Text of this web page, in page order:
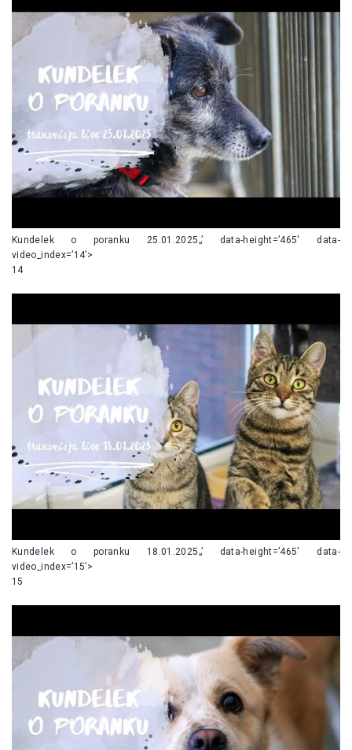
Kundelek o poranku 25.01.2025„’ data-height=’465′ data-
video_index=’14’>
14
Kundelek o poranku 18.01.2025„’ data-height=’465′ data-
video_index=’15’>
15